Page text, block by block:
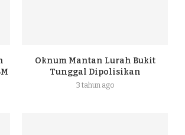
Oknum Mantan Lurah Bukit
Tunggal Dipolisikan
3 tahun ago